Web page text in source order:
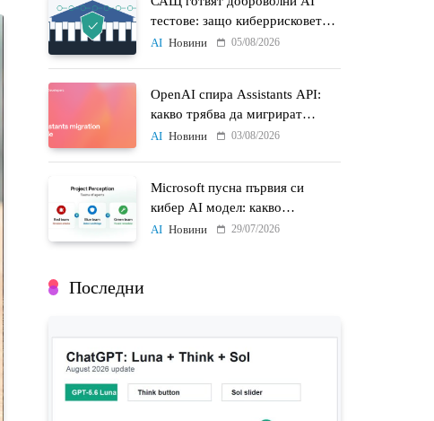
тестове: защо киберрисковете
на моделите стават
AI Новини 05/08/2026
OpenAI спира Assistants API:
какво трябва да мигрират
разработчиците до 26 август
AI Новини 03/08/2026
Microsoft пусна първия си
кибер AI модел: какво
променят MAI-Cyber-1-Flash и
AI Новини 29/07/2026
Последни